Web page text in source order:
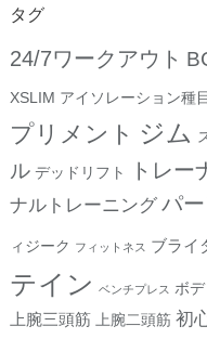
タグ
24/7ワークアウト
XSLIM アイソレーション種目
プリメント ジム
ル デッドリフト トレー
ナルトレーニング パ
ィジーク フィットネス ブライ
テイン ベンチプレス ボ
上腕三頭筋
上腕二頭筋 初